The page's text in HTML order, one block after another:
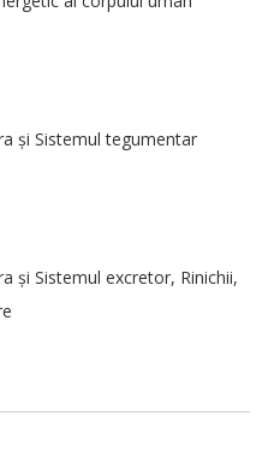
și Sistemul tegumentar
și Sistemul excretor, Rinichii,